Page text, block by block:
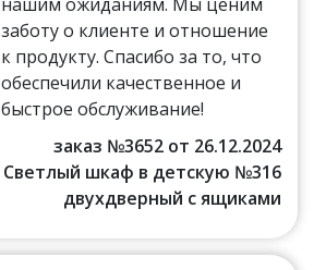
заботу о клиенте и отношение
к продукту. Спасибо за то, что
обеспечили качественное и
быстрое обслуживание!
заказ №3652 от 26.12.2024
Светлый шкаф в детскую №316
двухдверный с ящиками